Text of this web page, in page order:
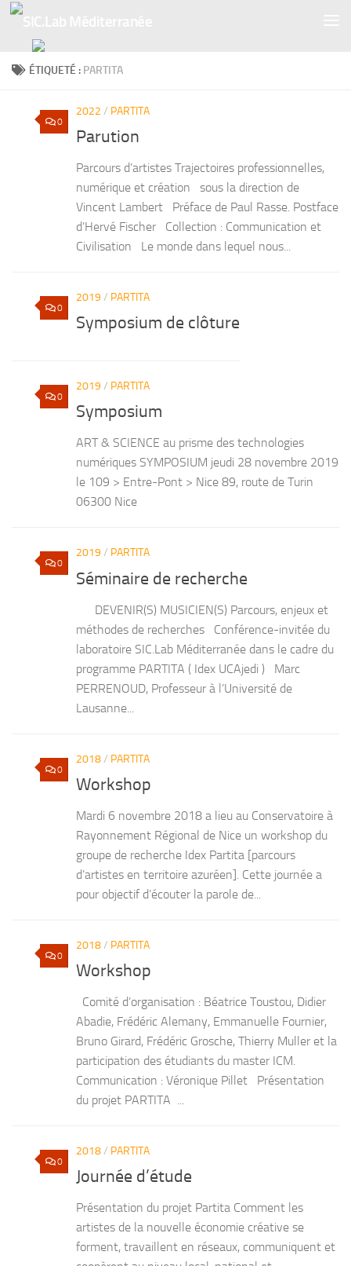
ÉTIQUETÉ : PARTITA
0
2022 / PARTITA
Parution
Parcours d’artistes Trajectoires professionnelles,
numérique et création sous la direction de
Vincent Lambert Préface de Paul Rasse. Postface
d’Hervé Fischer Collection : Communication et
Civilisation Le monde dans lequel nous...
0
2019/ PARTITA
Symposium de clôture
0
2019/ PARTITA
Symposium
ART & SCIENCE au prisme des technologies
numériques SYMPOSIUM jeudi 28 novembre 2019
le 109 > Entre-Pont > Nice 89, route de Turin
06300 Nice
0
2019/ PARTITA
Séminaire de recherche
DEVENIR(S) MUSICIEN(S) Parcours, enjeux et
méthodes de recherches Conférence-invitée du
laboratoire SIC.Lab Méditerranée dans le cadre du
programme PARTITA ( Idex UCAjedi ) Marc
PERRENOUD, Professeur à l’Université de
Lausanne...
0
2018/ PARTITA
Workshop
Mardi 6 novembre 2018 a lieu au Conservatoire à
Rayonnement Régional de Nice un workshop du
groupe de recherche Idex Partita [parcours
d’artistes en territoire azuréen]. Cette journée a
pour objectif d’écouter la parole de...
0
2018/ PARTITA
Workshop
Comité d’organisation : Béatrice Toustou, Didier
Abadie, Frédéric Alemany, Emmanuelle Fournier,
Bruno Girard, Frédéric Grosche, Thierry Muller et la
participation des étudiants du master ICM.
Communication : Véronique Pillet Présentation
du projet PARTITA ...
0
2018/ PARTITA
Journée d’étude
Présentation du projet Partita Comment les
artistes de la nouvelle économie créative se
forment, travaillent en réseaux, communiquent et